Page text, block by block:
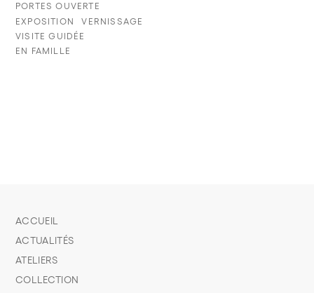
PORTES OUVERTE
EXPOSITION
VERNISSAGE
VISITE GUIDÉE
EN FAMILLE
ACCUEIL
ACTUALITÉS
ATELIERS
COLLECTION